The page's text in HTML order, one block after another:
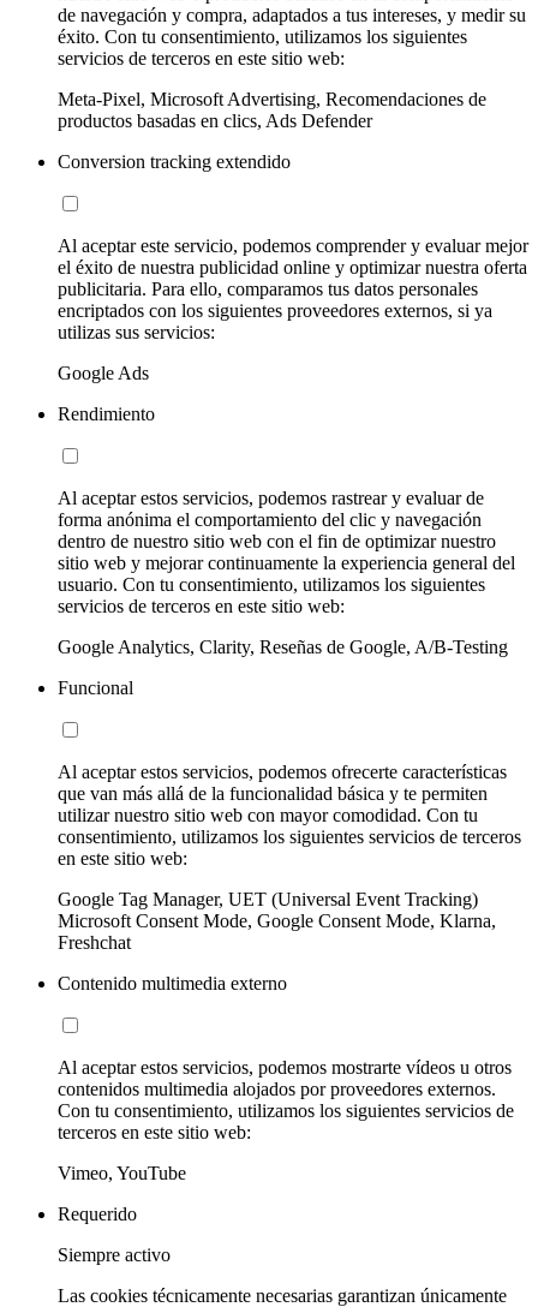
de navegación y compra, adaptados a tus intereses, y medir su
éxito. Con tu consentimiento, utilizamos los siguientes
servicios de terceros en este sitio web:
Meta-Pixel, Microsoft Advertising, Recomendaciones de
productos basadas en clics, Ads Defender
Conversion tracking extendido
Al aceptar este servicio, podemos comprender y evaluar mejor
el éxito de nuestra publicidad online y optimizar nuestra oferta
publicitaria. Para ello, comparamos tus datos personales
encriptados con los siguientes proveedores externos, si ya
utilizas sus servicios:
Google Ads
Rendimiento
Al aceptar estos servicios, podemos rastrear y evaluar de
forma anónima el comportamiento del clic y navegación
dentro de nuestro sitio web con el fin de optimizar nuestro
sitio web y mejorar continuamente la experiencia general del
usuario. Con tu consentimiento, utilizamos los siguientes
servicios de terceros en este sitio web:
Google Analytics, Clarity, Reseñas de Google, A/B-Testing
Funcional
Al aceptar estos servicios, podemos ofrecerte características
que van más allá de la funcionalidad básica y te permiten
utilizar nuestro sitio web con mayor comodidad. Con tu
consentimiento, utilizamos los siguientes servicios de terceros
en este sitio web:
Google Tag Manager, UET (Universal Event Tracking)
Microsoft Consent Mode, Google Consent Mode, Klarna,
Freshchat
Contenido multimedia externo
Al aceptar estos servicios, podemos mostrarte vídeos u otros
contenidos multimedia alojados por proveedores externos.
Con tu consentimiento, utilizamos los siguientes servicios de
terceros en este sitio web:
Vimeo, YouTube
Requerido
Siempre activo
Las cookies técnicamente necesarias garantizan únicamente